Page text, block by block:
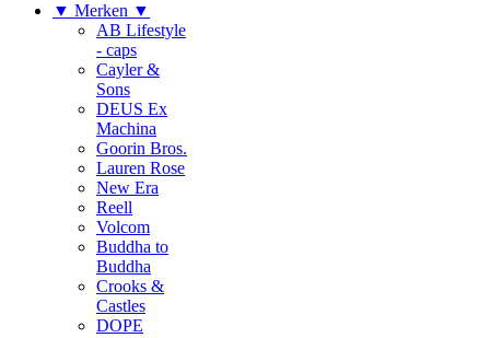
▼ Merken ▼
AB Lifestyle
- caps
Cayler &
Sons
DEUS Ex
Machina
Goorin Bros.
Lauren Rose
New Era
Reell
Volcom
Buddha to
Buddha
Crooks &
Castles
DOPE